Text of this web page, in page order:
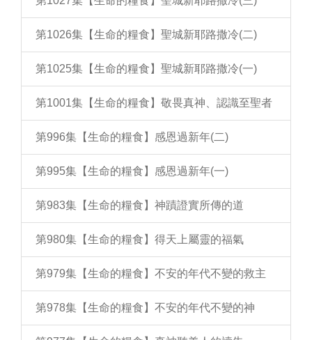
第1026集【生命的糧食】聖城新耶路撒冷(二)
第1025集【生命的糧食】聖城新耶路撒冷(一)
第1001集【生命的糧食】敬畏真神、認識至聖者
第996集【生命的糧食】感恩過新年(二)
第995集【生命的糧食】感恩過新年(一)
第983集【生命的糧食】神蹟證實所傳的道
第980集【生命的糧食】得天上屬靈的福氣
第979集【生命的糧食】不安的年代不變的救主
第978集【生命的糧食】不安的年代不變的神